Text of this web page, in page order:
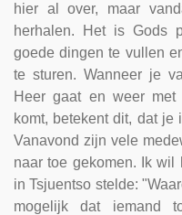
hier al over, maar
herhalen. Het is Gods
goede dingen te vullen
te sturen. Wanneer je
Heer gaat en weer
komt, betekent dit, dat
Vanavond zijn vele
naar toe gekomen. Ik
in Tsjuentso stelde:
mogelijk dat iemand